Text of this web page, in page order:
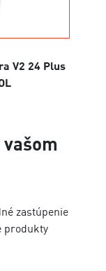
V2 24 Plus
zastúpenie
produkty